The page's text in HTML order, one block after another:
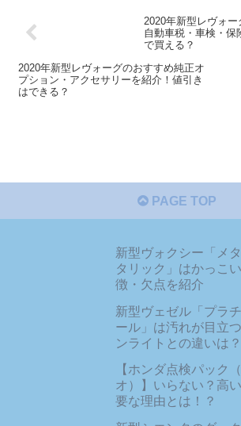
2020年新型レヴォ
自動車税・車検・保
で買える？
2020年新型レヴォーグのおすすめ純正オ
プション・アクセサリーを紹介！値引き
はできる？
PAGE TOP
新型ヴォクシー「メ
タリック」はかっこ
徴・欠点を紹介
新型ヴェゼル「プラ
ール」は汚れが目立
ンライトとの違いは？
【ホンダ点検パック
オ）】いらない？高
要な理由とは！？